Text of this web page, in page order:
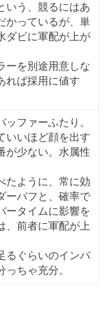
いう、競るにはあ
かっているが、単
ダビに軍配が上が
ーを別途用意しな
れば採用に値す
ファーふたり。
いいほど顔を出す
が少ない。水属性
たように、常に効
ーバフと、確率で
ータイムに影響を
、前者に軍配が上
るぐらいのインパ
っちゃ充分。